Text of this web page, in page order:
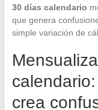
30 días calendario
que genera
simple variación de
crea